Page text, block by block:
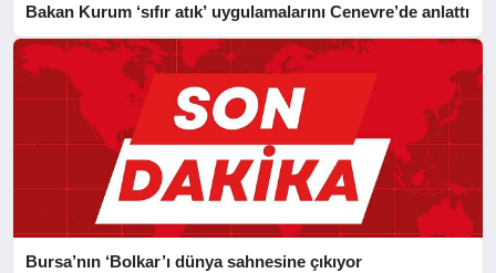
Bakan Kurum ‘sıfır atık’ uygulamalarını Cenevre’de anlattı
Bursa’nın ‘Bolkar’ı dünya sahnesine çıkıyor